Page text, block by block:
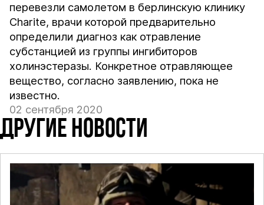
перевезли самолетом в берлинскую клинику
Charite, врачи которой предварительно
определили диагноз как отравление
субстанцией из группы ингибиторов
холинэстеразы. Конкретное отравляющее
вещество, согласно заявлению, пока не
известно.
02 сентября 2020
ДРУГИЕ НОВОСТИ